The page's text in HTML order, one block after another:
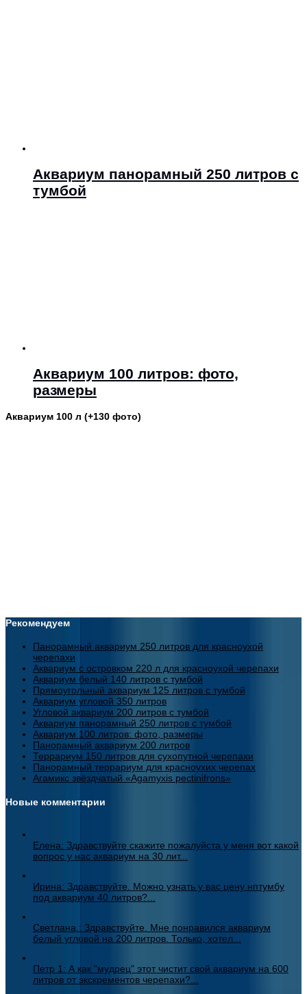
Аквариум панорамный 250 литров с
тумбой
Аквариум 100 литров: фото,
размеры
Аквариум 100 л (+130 фото)
Рекомендуем
Панорамный аквариум 250 литров для красноухой
черепахи
Аквариум с островком 220 л для красноухой черепахи
Аквариум белый 140 литров с тумбой
Прямоугольный аквариум 125 литров с тумбой
Аквариум угловой 350 литров
Угловой аквариум 200 литров с тумбой
Аквариум панорамный 250 литров с тумбой
Аквариум 100 литров: фото, размеры
Панорамный аквариум 200 литров
Террариум 150 литров для сухопутной черепахи
Панорамный террариум для красноухих черепах
Агамикс звёздчатый «Agamyxis pectinifrons»
Новые комментарии
Елена: Здравствуйте скажите пожалуйста у меня вот какой
вопрос у нас аквариум на 30 лит...
Ирина: Здравствуйте. Можно узнать у вас цену нптумбу
под аквариум 40 литров?...
Светлана.: Здравствуйте. Мне понравился аквариум
белый угловой на 200 литров. Только, хотел...
Петр 1: А как "мудрец" этот чистит свой аквариум на 600
литров от экскрементов черепахи?...